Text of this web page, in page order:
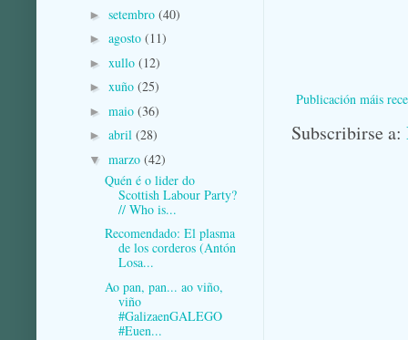
Publicación máis
Subscribirse a:
► setembro (40)
► agosto (11)
► xullo (12)
► xuño (25)
► maio (36)
► abril (28)
▼ marzo (42)
Quén é o lider do
Scottish Labour Party?
// Who is...
Recomendado: El plasma
de los corderos (Antón
Losa...
Ao pan, pan... ao viño,
viño
#GalizaenGALEGO
#Euen...